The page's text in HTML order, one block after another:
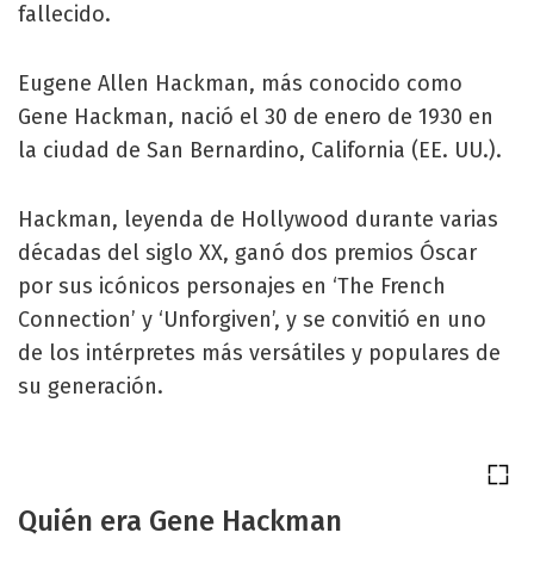
fallecido.
Eugene Allen Hackman, más conocido como
Gene Hackman, nació el 30 de enero de 1930 en
la ciudad de San Bernardino, California (EE. UU.).
Hackman, leyenda de Hollywood durante varias
décadas del siglo XX, ganó dos premios Óscar
por sus icónicos personajes en ‘The French
Connection’ y ‘Unforgiven’, y se convitió en uno
de los intérpretes más versátiles y populares de
su generación.
Quién era Gene Hackman